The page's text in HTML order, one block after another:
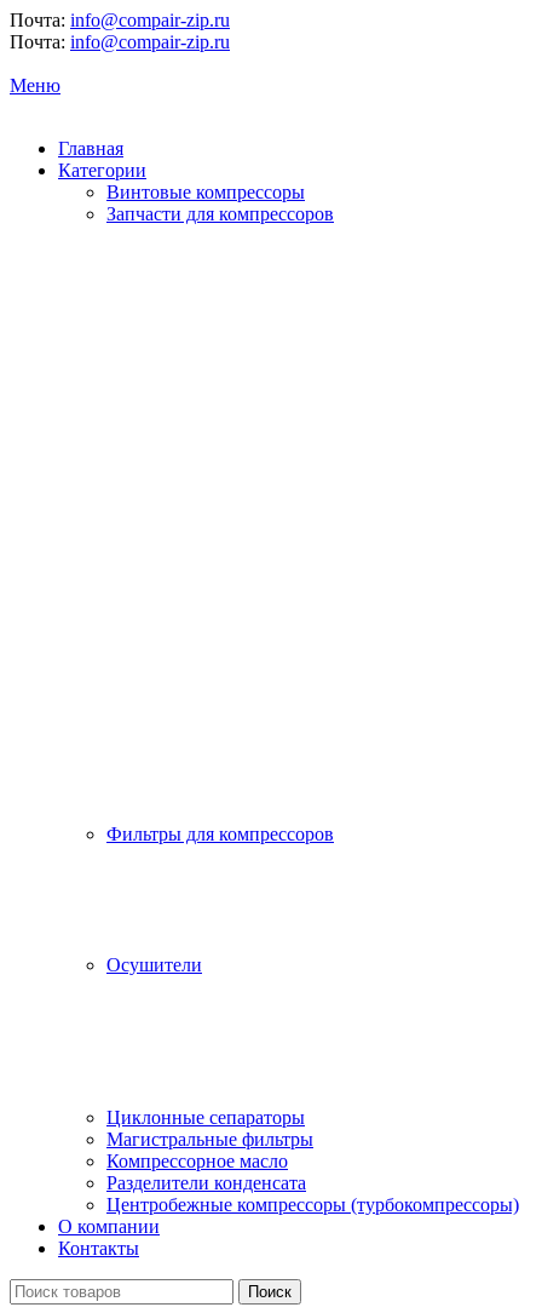
Почта: info@compair-zip.ru
Почта: info@compair-zip.ru
Меню
Главная
Категории
Винтовые компрессоры
Запчасти для компрессоров
Фильтры для компрессоров
Осушители
Циклонные сепараторы
Магистральные фильтры
Компрессорное масло
Разделители конденсата
Центробежные компрессоры (турбокомпрессоры)
О компании
Контакты
Поиск